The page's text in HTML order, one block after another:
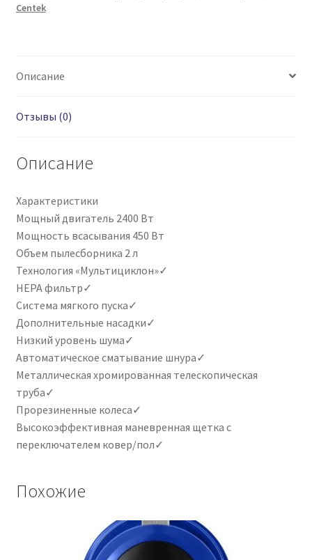
2521
Centek
Описание
Отзывы (0)
Описание
Характеристики
Мощный двигатель 2400 Вт
Мощность всасывания 450 Вт
Объем пылесборника 2 л
Технология «Мультициклон»✓
HEPA фильтр✓
Система мягкого пуска✓
Дополнительные насадки✓
Низкий уровень шума✓
Автоматическое сматывание шнура✓
Металлическая хромированная телескопическая
труба✓
Прорезиненные колеса✓
Высокоэффективная маневренная щетка с
переключателем ковер/пол✓
Похожие